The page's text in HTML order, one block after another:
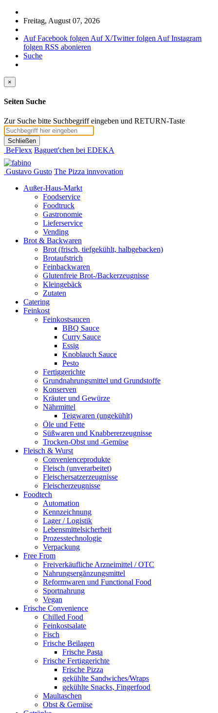
Freitag, August 07, 2026
Auf Facebook folgen Auf X/Twitter folgen Auf Instagram
folgen RSS abonieren
Suche
×
Seiten Suche
Zur Suche bitte Suchbegriff eingeben und RETURN-Taste
Schließen
BeFlexx Baguett'chen bei EDEKA
Gustavo Gusto The Pizza innvovation
Außer-Haus-Markt
Foodservice
Foodtruck
Gastronomie
Lieferservice
Vending
Brot & Backwaren
Brot (frisch, tiefgekühlt, halbgebacken)
Brotaufstrich
Feinbackwaren
Glutenfreie Brot-/Backerzeugnisse
Kleingebäck
Zutaten
Catering
Feinkost
Feinkostsaucen
BBQ Sauce
Curry Sauce
Essig
Knoblauch Sauce
Pesto
Fertiggerichte
Grundnahrungsmittel und Grundstoffe
Konserven
Kräuter und Gewürze
Nährmittel
Teigwaren (ungekühlt)
Öle und Fette
Süßwaren und Knabbererzeugnisse
Trocken-Obst und -Gemüse
Fleisch & Wurst
Convenienceprodukte
Fleisch (unverarbeitet)
Fleischersatzerzeugnisse
Fleischerzeugnisse
Foodtech
Automation
Kennzeichnung
Lager / Logistik
Lebensmittelsicherheit
Prozesstechnologie
Verpackung
Free From
Freiverkäufliche Arzneimittel / OTC
Nahrungsergänzungsmittel
Reformwaren und Functional Food
Sportnahrung
Vegan
Frische Convenience
Chilled Food
Feinkostsalate
Fisch
Frische Beilagen
Frische Pasta
Frische Fertiggerichte
Frische Pizza
gekühlte Sandwiches/Wraps
gekühlte Snacks, Fingerfood
Maultaschen
Obst & Gemüse